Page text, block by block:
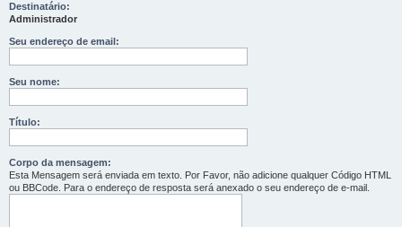
Destinatário:
Administrador
Seu endereço de email:
Seu nome:
Título:
Corpo da mensagem:
Esta Mensagem será enviada em texto. Por Favor, não adicione qualquer Código HTML
ou BBCode. Para o endereço de resposta será anexado o seu endereço de e-mail.